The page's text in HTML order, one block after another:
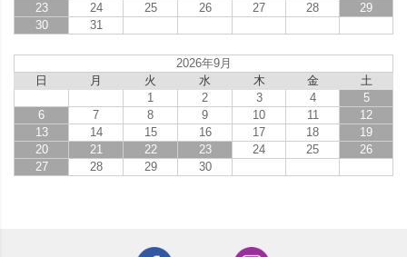
23
24 25 26 27 28
29
30
31
2026年9月
日
月 火 水 木 金
土
1
2 3 4
5
6
7 8 9 10 11
12
13
14 15 16 17 18
19
20
21 22 23 24 25
26
27
28 29 30